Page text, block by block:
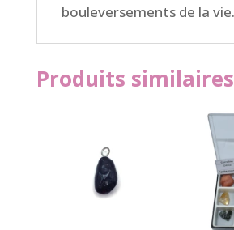
bouleversements de la vie.
Produits similaires